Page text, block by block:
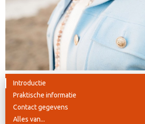
Introductie
Praktische informatie
Contact gegevens
Alles van...